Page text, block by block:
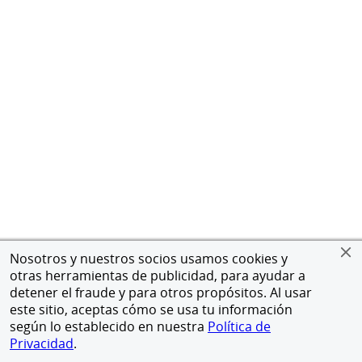
Nosotros y nuestros socios usamos cookies y
otras herramientas de publicidad, para ayudar a
detener el fraude y para otros propósitos. Al usar
este sitio, aceptas cómo se usa tu información
según lo establecido en nuestra Política de
Privacidad.